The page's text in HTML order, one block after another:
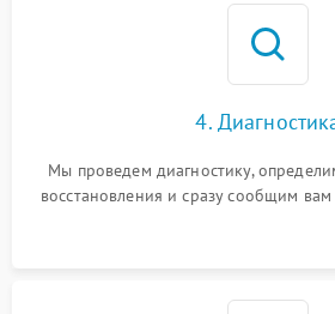
4.
Мы проведем диагностику,
восстановления и сразу сообщим